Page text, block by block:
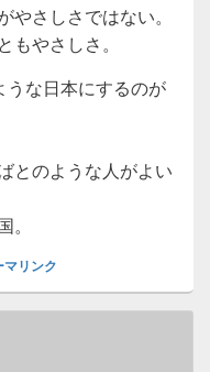
さしさではない。
やさしさ。
な日本にするのが
とのような人がよい
マリンク